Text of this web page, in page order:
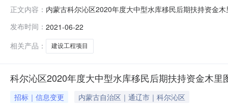
正文内容： 内蒙古科尔沁区2020年度大中型水库移民后期扶持资金
水库，采购业主：通辽市科尔沁区木里图镇人民政府，
发布时间： 2021-06-22
相关产品：
建设工程项目
科尔沁区2020年度大中型水库移民后期扶持资金木里
招标｜信息变更
内蒙古自治区｜通辽市｜科尔沁区